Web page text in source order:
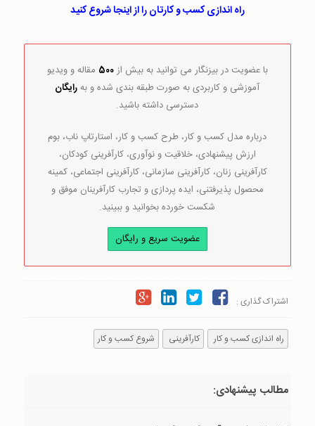
راه اندازی کسب و کارتان را از اینجا شروع کنید
با عضویت در بیزنگار می توانید به بیش از500 مقاله و ویدیو
آموزشی و کاربردی به صورت طبقه بندی شده و بهرایگان
دسترسی داشته باشید.
درباره مدل کسب و کار، طرح کسب و کار، استارتاپ ناب، بوم
ارزش پیشنهادی، خلاقیت و نوآوری، کارآفرینی کودکان،
کارآفرینی زنان، کارآفرینی سازمانی، کارآفرینی اجتماعی، کمینه
محصول پذیرفتنی، ایده پردازی و تجارب کارآفرینان موفق و
شکست خورده بخوانید و ببینید.
عضویت سریع و رایگان
اشتراک گذاری :
راه اندازی کسب و کار کارآفرینی شروع کسب و کار
مطالب پیشنهادی: